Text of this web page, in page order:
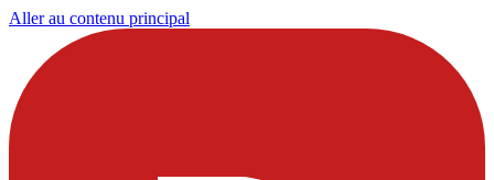
Aller au contenu principal